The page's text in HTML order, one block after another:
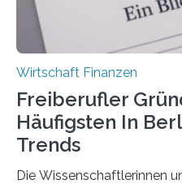
Wirtschaft Finanzen
Freiberufler
Häufigsten In
Trends
Die Wissenschaftlerinnen